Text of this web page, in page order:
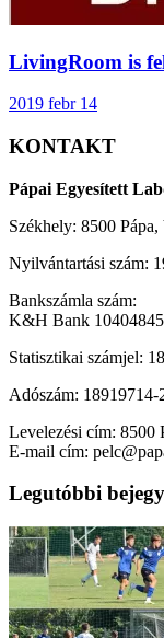
LivingRoom is
2019 febr 14
KONTAKT
Pápai Egyesített
Székhely: 8500
Nyilvántartási szám:
Bankszámla szám:
K&H Bank
Statisztikai számjel:
Adószám: 18919714-
Levelezési cím: 8500
E-mail cím:
Legutóbbi